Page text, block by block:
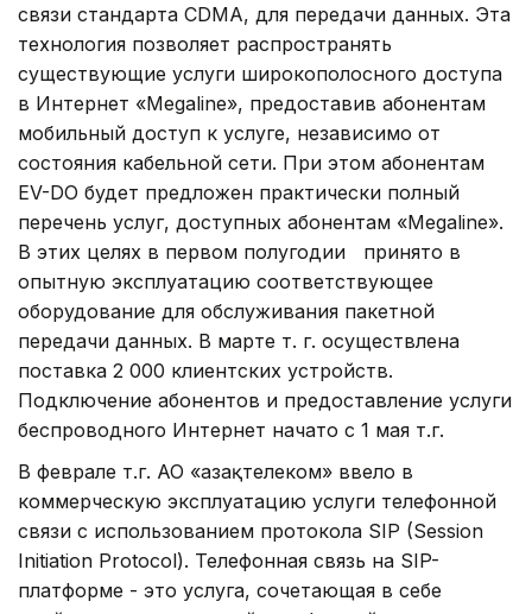
связи стандарта CDMA, для передачи данных. Эта
технология позволяет распространять
существующие услуги широкополосного доступа
в Интернет «Megaline», предоставив абонентам
мобильный доступ к услуге, независимо от
состояния кабельной сети. При этом абонентам
EV-DO будет предложен практически полный
перечень услуг, доступных абонентам «Megaline».
В этих целях в первом полугодии принято в
опытную эксплуатацию соответствующее
оборудование для обслуживания пакетной
передачи данных. В марте т. г. осуществлена
поставка 2 000 клиентских устройств.
Подключение абонентов и предоставление услуги
беспроводного Интернет начато с 1 мая т.г.
В феврале т.г. АО «Қазақтелеком» ввело в
коммерческую эксплуатацию услуги телефонной
связи с использованием протокола SIP (Session
Initiation Protocol). Телефонная связь на SIP-
платформе - это услуга, сочетающая в себе